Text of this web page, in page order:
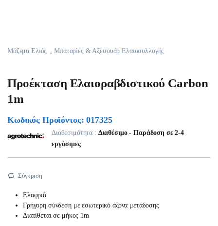
Μάζεμα Ελιάς ,Μπαταρίες & Αξεσουάρ Ελαιοσυλλογής
Προέκταση Ελαιοραβδιστικού Carbon
1m
Κωδικός Προϊόντος: 017325
Διαθεσιμότητα : Διαθέσιμο - Παράδοση σε 2-4
εργάσιμες
Σύγκριση
Ελαφριά
Γρήγορη σύνδεση με εσωτερικό άξονα μετάδοσης
Διατίθεται σε μήκος 1m